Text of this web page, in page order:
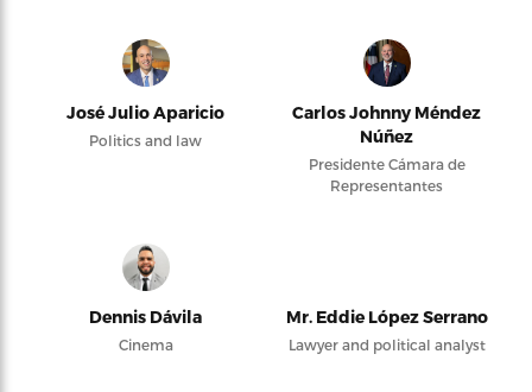
José Julio Aparicio
Politics and law
Carlos Johnny Méndez
Núñez
Presidente Cámara de
Representantes
Dennis Dávila
Cinema
Mr. Eddie López Serrano
Lawyer and political analyst